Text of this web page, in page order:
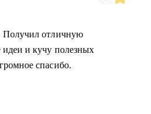
Получил отличную
и кучу полезных
спасибо.